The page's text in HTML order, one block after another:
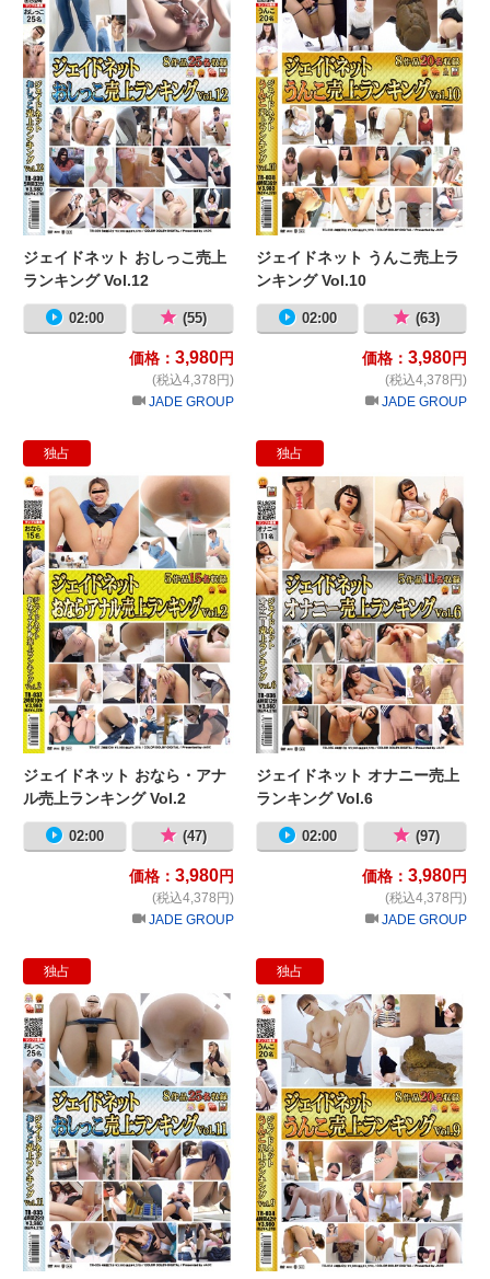
ジェイドネット おしっこ売上
ランキング Vol.12
02:00 (55)
価格： 3,980円
(税込4,378円)
JADE GROUP
ジェイドネット うんこ売上ラ
ンキング Vol.10
02:00 (63)
価格： 3,980円
(税込4,378円)
JADE GROUP
独占
ジェイドネット おなら・アナル売
ジェイドネット おなら・アナ
ル売上ランキング Vol.2
02:00 (47)
価格： 3,980円
(税込4,378円)
JADE GROUP
独占
ジェイドネット オナニー売上
ランキング Vol.6
02:00 (97)
価格： 3,980円
(税込4,378円)
JADE GROUP
独占
ジェイドネット おしっこ売上ランキ
独占